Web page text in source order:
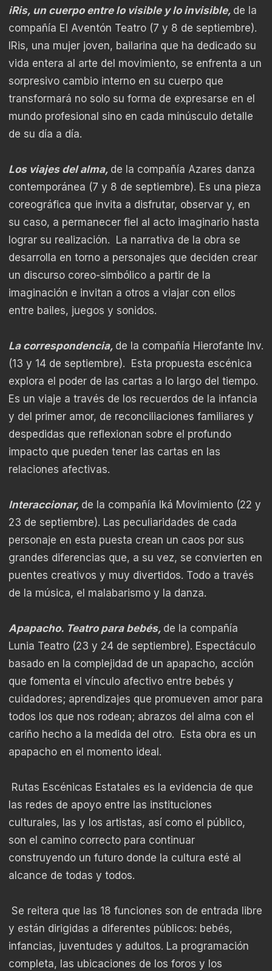
iRis, un cuerpo entre lo visible y lo invisible, de la
compañía El Aventón Teatro (7 y 8 de septiembre).
IRis, una mujer joven, bailarina que ha dedicado su
vida entera al arte del movimiento, se enfrenta a un
sorpresivo cambio interno en su cuerpo que
transformará no solo su forma de expresarse en el
mundo profesional sino en cada minúsculo detalle
de su día a día.
Los viajes del alma, de la compañía Azares danza
contemporánea (7 y 8 de septiembre). Es una pieza
coreográfica que invita a disfrutar, observar y, en
su caso, a permanecer fiel al acto imaginario hasta
lograr su realización. La narrativa de la obra se
desarrolla en torno a personajes que deciden crear
un discurso coreo-simbólico a partir de la
imaginación e invitan a otros a viajar con ellos
entre bailes, juegos y sonidos.
La correspondencia, de la compañía Hierofante Inv.
(13 y 14 de septiembre). Esta propuesta escénica
explora el poder de las cartas a lo largo del tiempo.
Es un viaje a través de los recuerdos de la infancia
y del primer amor, de reconciliaciones familiares y
despedidas que reflexionan sobre el profundo
impacto que pueden tener las cartas en las
relaciones afectivas.
Interaccionar, de la compañía Iká Movimiento (22 y
23 de septiembre). Las peculiaridades de cada
personaje en esta puesta crean un caos por sus
grandes diferencias que, a su vez, se convierten en
puentes creativos y muy divertidos. Todo a través
de la música, el malabarismo y la danza.
Apapacho. Teatro para bebés, de la compañía
Lunia Teatro (23 y 24 de septiembre). Espectáculo
basado en la complejidad de un apapacho, acción
que fomenta el vínculo afectivo entre bebés y
cuidadores; aprendizajes que promueven amor para
todos los que nos rodean; abrazos del alma con el
cariño hecho a la medida del otro. Esta obra es un
apapacho en el momento ideal.
Rutas Escénicas Estatales es la evidencia de que
las redes de apoyo entre las instituciones
culturales, las y los artistas, así como el público,
son el camino correcto para continuar
construyendo un futuro donde la cultura esté al
alcance de todas y todos.
Se reitera que las 18 funciones son de entrada libre
y están dirigidas a diferentes públicos: bebés,
infancias, juventudes y adultos. La programación
completa, las ubicaciones de los foros y los